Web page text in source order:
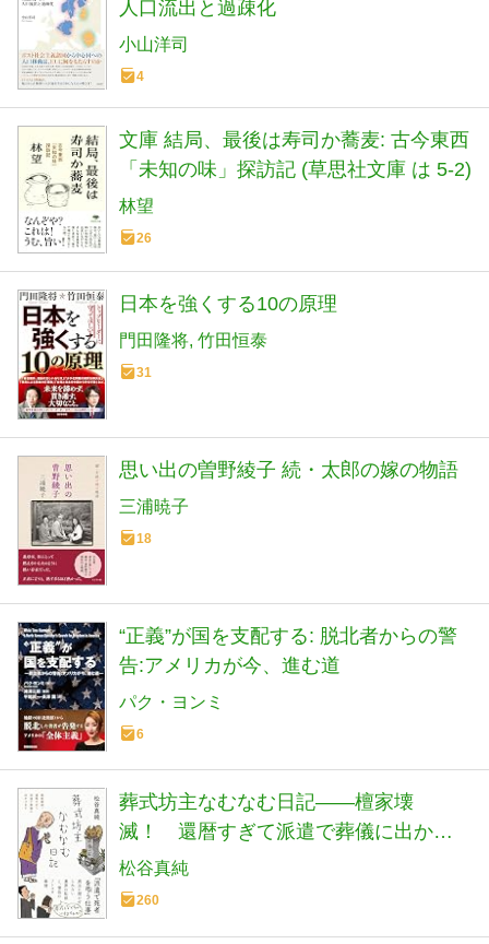
人口流出と過疎化
小山洋司
4
文庫 結局、最後は寿司か蕎麦: 古今東西
「未知の味」探訪記 (草思社文庫 は 5-2)
林望
26
日本を強くする10の原理
門田隆将 竹田恒泰
31
思い出の曽野綾子 続・太郎の嫁の物語
三浦暁子
18
“正義”が国を支配する: 脱北者からの警
告:アメリカが今、進む道
パク・ヨンミ
6
葬式坊主なむなむ日記――檀家壊
滅！ 還暦すぎて派遣で葬儀に出かけ
ます (日記シリーズ)
松谷真純
260